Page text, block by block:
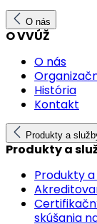
O nás
O VVÚŽ
O nás
História
Kontakt
Produkty a
Produkty a
Produkty
skúšania